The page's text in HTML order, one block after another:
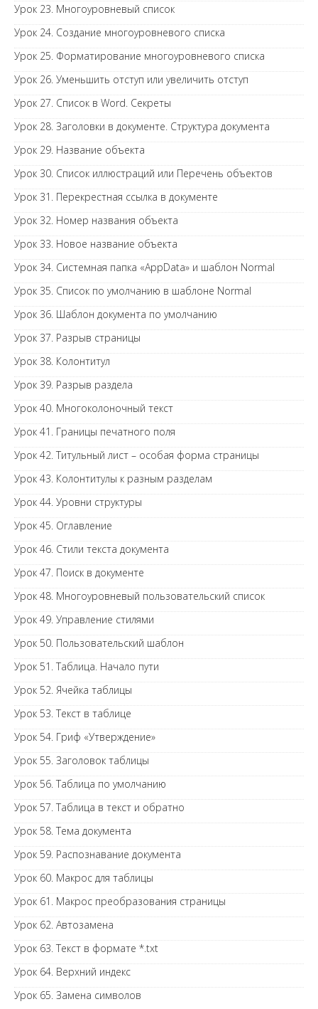
Урок 23. Многоуровневый список
Урок 24. Создание многоуровневого списка
Урок 25. Форматирование многоуровневого списка
Урок 26. Уменьшить отступ или увеличить отступ
Урок 27. Список в Word. Секреты
Урок 28. Заголовки в документе. Структура документа
Урок 29. Название объекта
Урок 30. Список иллюстраций или Перечень объектов
Урок 31. Перекрестная ссылка в документе
Урок 32. Номер названия объекта
Урок 33. Новое название объекта
Урок 34. Системная папка «AppData» и шаблон Normal
Урок 35. Список по умолчанию в шаблоне Normal
Урок 36. Шаблон документа по умолчанию
Урок 37. Разрыв страницы
Урок 38. Колонтитул
Урок 39. Разрыв раздела
Урок 40. Многоколоночный текст
Урок 41. Границы печатного поля
Урок 42. Титульный лист – особая форма страницы
Урок 43. Колонтитулы к разным разделам
Урок 44. Уровни структуры
Урок 45. Оглавление
Урок 46. Стили текста документа
Урок 47. Поиск в документе
Урок 48. Многоуровневый пользовательский список
Урок 49. Управление стилями
Урок 50. Пользовательский шаблон
Урок 51. Таблица. Начало пути
Урок 52. Ячейка таблицы
Урок 53. Текст в таблице
Урок 54. Гриф «Утверждение»
Урок 55. Заголовок таблицы
Урок 56. Таблица по умолчанию
Урок 57. Таблица в текст и обратно
Урок 58. Тема документа
Урок 59. Распознавание документа
Урок 60. Макрос для таблицы
Урок 61. Макрос преобразования страницы
Урок 62. Автозамена
Урок 63. Текст в формате *.txt
Урок 64. Верхний индекс
Урок 65. Замена символов